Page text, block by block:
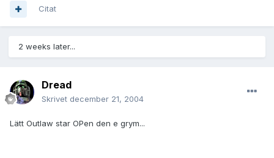
Citat
2 weeks later...
Dread
Skrivet december 21, 2004
Lätt Outlaw star OPen den e grym...